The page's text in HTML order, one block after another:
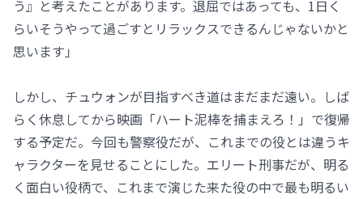
う』と考えたことがあります。退屈ではあっても、1日く
らいそうやって過ごすとリラックスできるんじゃないかと
思います」
しかし、チュウォンが目指すべき道はまだまだ遠い。しば
らく休息してから映画「ハート泥棒を捕まえろ！」で復帰
する予定だ。今回も警察役だが、これまでの役とは違うキ
ャラクターを見せることにした。エリート刑事だが、明る
く面白い役柄で、これまで演じた来た役の中で最も明るい